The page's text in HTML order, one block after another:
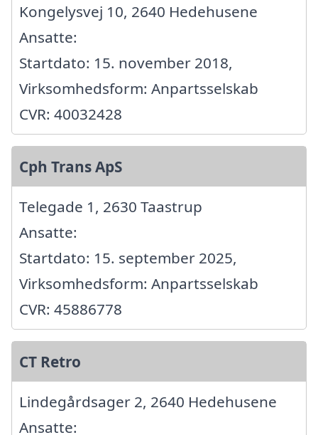
Kongelysvej 10, 2640 Hedehusene
Ansatte:
Startdato: 15. november 2018,
Virksomhedsform: Anpartsselskab
CVR: 40032428
Cph Trans ApS
Telegade 1, 2630 Taastrup
Ansatte:
Startdato: 15. september 2025,
Virksomhedsform: Anpartsselskab
CVR: 45886778
CT Retro
Lindegårdsager 2, 2640 Hedehusene
Ansatte: